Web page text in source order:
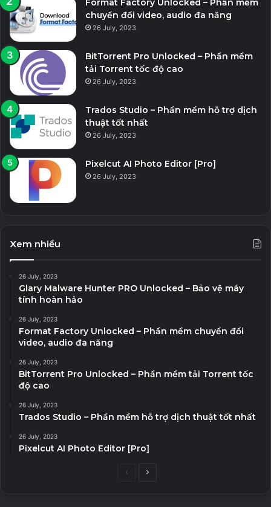
chuyển đổi video, audio đa năng
26 July, 2023
BitTorrent Pro Unlocked – Phần mềm
tải Torrent tốc độ cao
26 July, 2023
Trados Studio – Phần mềm hỗ trợ dịch
thuật tốt nhất
26 July, 2023
Pixelcut AI Photo Editor [Pro]
26 July, 2023
Xem nhiều
26 July, 2023
Glary Malware Hunter PRO Unlocked – Bảo vệ máy
tính hoàn hảo
26 July, 2023
Format Factory Unlocked – Phần mềm chuyển đổi
video, audio đa năng
26 July, 2023
BitTorrent Pro Unlocked – Phần mềm tải Torrent tốc
độ cao
26 July, 2023
Trados Studio – Phần mềm hỗ trợ dịch thuật tốt nhất
26 July, 2023
Pixelcut AI Photo Editor [Pro]